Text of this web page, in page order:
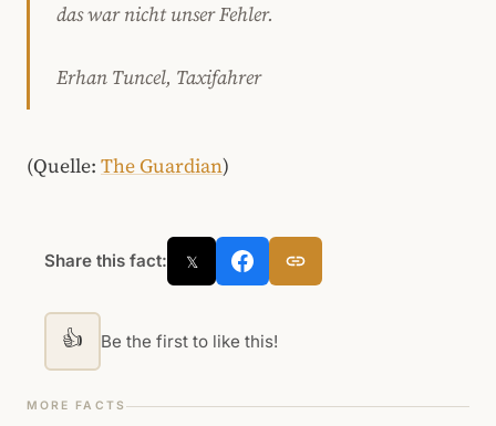
das war nicht unser Fehler.
Erhan Tuncel, Taxifahrer
(Quelle: The Guardian)
Share this fact: 𝕏
👍 Be the first to like this!
MORE FACTS